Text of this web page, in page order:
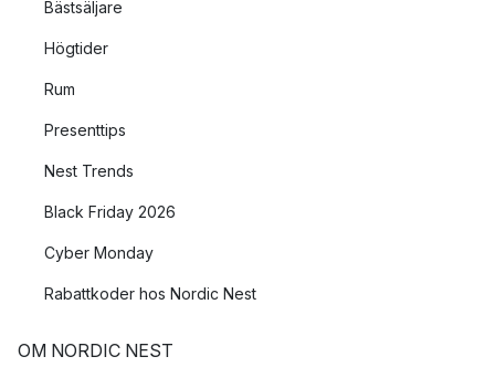
Bästsäljare
Högtider
Rum
Presenttips
Nest Trends
Black Friday 2026
Cyber Monday
Rabattkoder hos Nordic Nest
OM NORDIC NEST